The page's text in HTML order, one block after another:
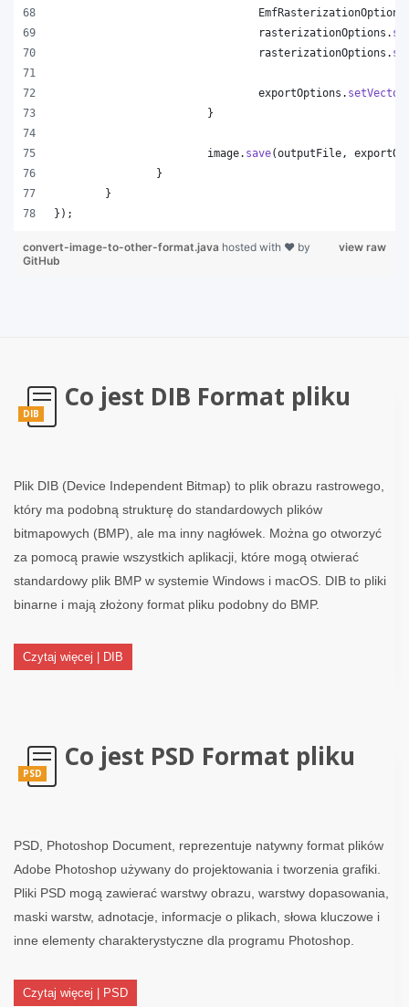
EmfRasterizationOptions
rasterizationOptions .
rasterizationOptions .
exportOptions .
			}
image. save(outputFile ,
		}
	}
});
view raw
convert-image-to-other-format.java hosted with ❤ by
GitHub
DIB
Co jest DIB Format pliku
Plik DIB (Device Independent Bitmap) to plik obrazu rastrowego,
który ma podobną strukturę do standardowych plików
bitmapowych (BMP), ale ma inny nagłówek. Można go otworzyć
za pomocą prawie wszystkich aplikacji, które mogą otwierać
standardowy plik BMP w systemie Windows i macOS. DIB to pliki
binarne i mają złożony format pliku podobny do BMP.
Czytaj więcej | DIB
PSD
Co jest PSD Format pliku
PSD, Photoshop Document, reprezentuje natywny format plików
Adobe Photoshop używany do projektowania i tworzenia grafiki.
Pliki PSD mogą zawierać warstwy obrazu, warstwy dopasowania,
maski warstw, adnotacje, informacje o plikach, słowa kluczowe i
inne elementy charakterystyczne dla programu Photoshop.
Czytaj więcej | PSD